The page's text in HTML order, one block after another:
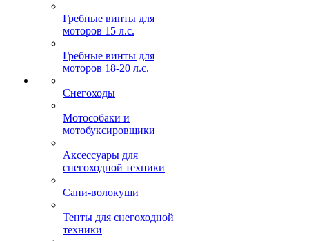
Гребные винты для
моторов 15 л.с.
Гребные винты для
моторов 18-20 л.с.
Снегоходы
Мотособаки и
мотобуксировщики
Аксессуары для
снегоходной техники
Сани-волокуши
Тенты для снегоходной
техники